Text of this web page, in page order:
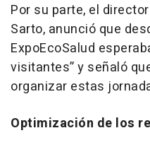
Por su parte, el
Sarto, anunció que
ExpoEcoSalud
visitantes” y señaló
organizar estas
Optimización de los